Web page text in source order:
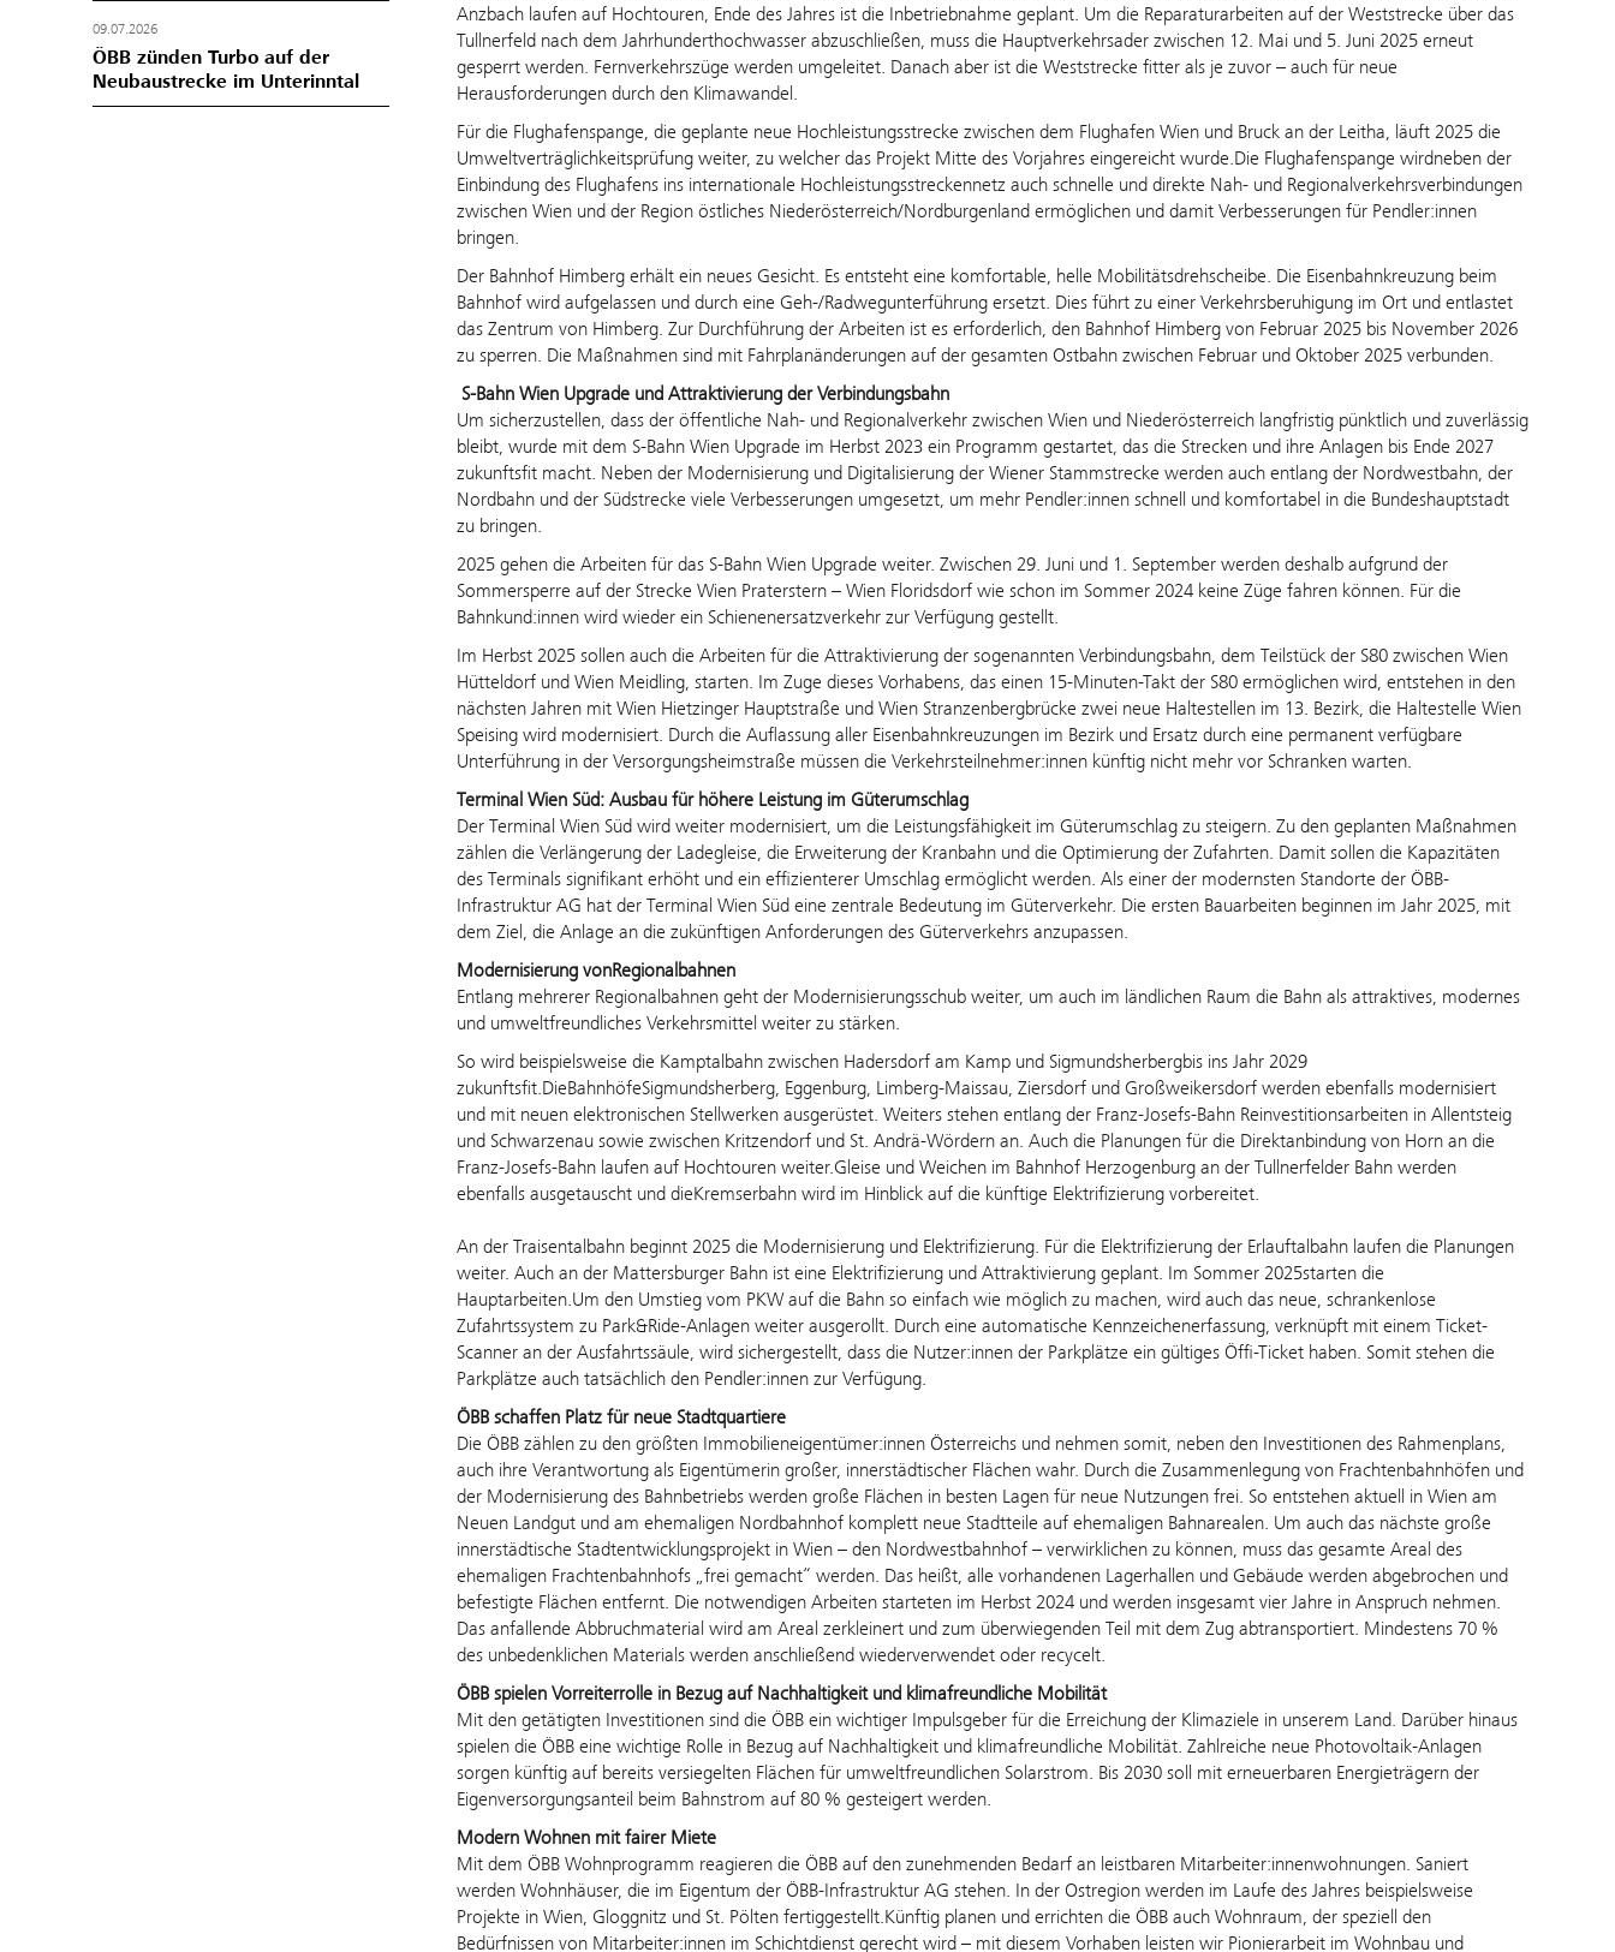
09.07.2026
ÖBB zünden Turbo auf der
Neubaustrecke im Unterinntal
Anzbach laufen auf Hochtouren, Ende des Jahres ist die Inbetriebnahme geplant. Um die Reparaturarbeiten auf der Weststrecke über das
Tullnerfeld nach dem Jahrhunderthochwasser abzuschließen, muss die Hauptverkehrsader zwischen 12. Mai und 5. Juni 2025 erneut
gesperrt werden. Fernverkehrszüge werden umgeleitet. Danach aber ist die Weststrecke fitter als je zuvor – auch für neue
Herausforderungen durch den Klimawandel.
Für die Flughafenspange, die geplante neue Hochleistungsstrecke zwischen dem Flughafen Wien und Bruck an der Leitha, läuft 2025 die
Umweltverträglichkeitsprüfung weiter, zu welcher das Projekt Mitte des Vorjahres eingereicht wurde.Die Flughafenspange wirdneben der
Einbindung des Flughafens ins internationale Hochleistungsstreckennetz auch schnelle und direkte Nah- und Regionalverkehrsverbindungen
zwischen Wien und der Region östliches Niederösterreich/Nordburgenland ermöglichen und damit Verbesserungen für Pendler:innen
bringen.
Der Bahnhof Himberg erhält ein neues Gesicht. Es entsteht eine komfortable, helle Mobilitätsdrehscheibe. Die Eisenbahnkreuzung beim
Bahnhof wird aufgelassen und durch eine Geh-/Radwegunterführung ersetzt. Dies führt zu einer Verkehrsberuhigung im Ort und entlastet
das Zentrum von Himberg. Zur Durchführung der Arbeiten ist es erforderlich, den Bahnhof Himberg von Februar 2025 bis November 2026
zu sperren. Die Maßnahmen sind mit Fahrplanänderungen auf der gesamten Ostbahn zwischen Februar und Oktober 2025 verbunden.
S-Bahn Wien Upgrade und Attraktivierung der Verbindungsbahn
Um sicherzustellen, dass der öffentliche Nah- und Regionalverkehr zwischen Wien und Niederösterreich langfristig pünktlich und zuverlässig
bleibt, wurde mit dem S-Bahn Wien Upgrade im Herbst 2023 ein Programm gestartet, das die Strecken und ihre Anlagen bis Ende 2027
zukunftsfit macht. Neben der Modernisierung und Digitalisierung der Wiener Stammstrecke werden auch entlang der Nordwestbahn, der
Nordbahn und der Südstrecke viele Verbesserungen umgesetzt, um mehr Pendler:innenschnell und komfortabel in die Bundeshauptstadt
zu bringen.
2025 gehen die Arbeiten für das S-Bahn Wien Upgrade weiter. Zwischen 29. Juni und 1. September werden deshalb aufgrund der
Sommersperre auf der Strecke Wien Praterstern – Wien Floridsdorf wie schon im Sommer 2024 keine Züge fahrenkönnen. Für die
Bahnkund:innenwird wieder ein Schienenersatzverkehr zur Verfügung gestellt.
Im Herbst 2025 sollen auch die Arbeiten für die Attraktivierung der sogenannten Verbindungsbahn, dem Teilstück der S80 zwischen Wien
Hütteldorf und Wien Meidling, starten. Im Zuge dieses Vorhabens, das einen 15-Minuten-Takt der S80 ermöglichen wird, entstehen in den
nächsten Jahren mit Wien Hietzinger Hauptstraße und Wien Stranzenbergbrücke zwei neue Haltestellen im 13. Bezirk, die Haltestelle Wien
Speising wird modernisiert. Durch die Auflassung aller Eisenbahnkreuzungen im Bezirk und Ersatz durch eine permanent verfügbare
Unterführung in der Versorgungsheimstraße müssen die Verkehrsteilnehmer:innen künftig nicht mehr vor Schranken warten.
Terminal Wien Süd: Ausbau für höhere Leistung im Güterumschlag
Der Terminal Wien Süd wird weiter modernisiert, um die Leistungsfähigkeit im Güterumschlag zu steigern. Zu den geplanten Maßnahmen
zählen die Verlängerung der Ladegleise, die Erweiterung der Kranbahnund die Optimierung der Zufahrten. Damit sollen die Kapazitäten
des Terminals signifikant erhöht und ein effizienterer Umschlag ermöglicht werden. Als einer der modernsten Standorte der ÖBB-
Infrastruktur AG hatder Terminal Wien Süd eine zentrale Bedeutung im Güterverkehr. Die ersten Bauarbeiten beginnen im Jahr 2025, mit
dem Ziel, die Anlage an die zukünftigen Anforderungen des Güterverkehrs anzupassen.
Modernisierung vonRegionalbahnen
Entlang mehrerer Regionalbahnen geht der Modernisierungsschub weiter, um auch im ländlichen Raum die Bahn als attraktives, modernes
und umweltfreundliches Verkehrsmittel weiter zu stärken.
So wird beispielsweise die Kamptalbahn zwischen Hadersdorf am Kamp und Sigmundsherbergbis ins Jahr 2029
zukunftsfit.DieBahnhöfeSigmundsherberg, Eggenburg, Limberg-Maissau, Ziersdorf und Großweikersdorf werden ebenfalls modernisiert
und mit neuen elektronischen Stellwerken ausgerüstet. Weiters stehen entlang der Franz-Josefs-Bahn Reinvestitionsarbeiten in Allentsteig
und Schwarzenau sowie zwischen Kritzendorf und St. Andrä-Wördern an. Auch die Planungen für die Direktanbindung von Horn an die
Franz-Josefs-Bahn laufen auf Hochtouren weiter.Gleise und Weichen im Bahnhof Herzogenburg an der Tullnerfelder Bahn werden
ebenfalls ausgetauscht und dieKremserbahn wird im Hinblick auf die künftige Elektrifizierung vorbereitet.
An der Traisentalbahn beginnt 2025 die Modernisierung und Elektrifizierung. Für die Elektrifizierung der Erlauftalbahn laufen die Planungen
weiter. Auch an der Mattersburger Bahn ist eine Elektrifizierung und Attraktivierung geplant. Im Sommer 2025starten die
Hauptarbeiten.Um den Umstieg vom PKW auf die Bahn so einfach wie möglich zu machen, wird auch das neue, schrankenlose
Zufahrtssystem zu Park&Ride-Anlagen weiter ausgerollt. Durch eine automatische Kennzeichenerfassung, verknüpft mit einem Ticket-
Scanner an der Ausfahrtssäule, wird sichergestellt, dass die Nutzer:innen der Parkplätze ein gültiges Öffi-Ticket haben. Somit stehen die
Parkplätze auch tatsächlich den Pendler:innen zur Verfügung.
ÖBB schaffen Platz für neue Stadtquartiere
Die ÖBB zählen zu den größten Immobilieneigentümer:innen Österreichs und nehmen somit, neben den Investitionen des Rahmenplans,
auch ihre Verantwortung als Eigentümerin großer, innerstädtischer Flächen wahr. Durch die Zusammenlegung von Frachtenbahnhöfen und
der Modernisierung des Bahnbetriebs werden große Flächen in besten Lagen für neue Nutzungen frei. So entstehen aktuell in Wien am
Neuen Landgut und am ehemaligen Nordbahnhof komplett neue Stadtteile auf ehemaligen Bahnarealen. Um auch das nächste große
innerstädtische Stadtentwicklungsprojekt in Wien – den Nordwestbahnhof – verwirklichen zu können, muss das gesamte Areal des
ehemaligen Frachtenbahnhofs „frei gemacht“ werden. Das heißt, alle vorhandenen Lagerhallen und Gebäude werden abgebrochen und
befestigte Flächen entfernt. Die notwendigen Arbeiten starteten im Herbst 2024 und werden insgesamt vier Jahre in Anspruch nehmen.
Das anfallende Abbruchmaterial wird am Areal zerkleinert und zum überwiegenden Teil mit dem Zug abtransportiert. Mindestens 70 %
des unbedenklichen Materials werden anschließend wiederverwendet oder recycelt.
ÖBB spielen Vorreiterrolle in Bezug auf Nachhaltigkeit und klimafreundliche Mobilität
Mit den getätigten Investitionen sind die ÖBB ein wichtiger Impulsgeber für die Erreichung der Klimaziele in unserem Land. Darüber hinaus
spielen die ÖBB eine wichtige Rolle in Bezug auf Nachhaltigkeit und klimafreundliche Mobilität. Zahlreiche neue Photovoltaik-Anlagen
sorgen künftig auf bereits versiegelten Flächen für umweltfreundlichen Solarstrom. Bis 2030 soll mit erneuerbaren Energieträgern der
Eigenversorgungsanteil beim Bahnstrom auf 80 % gesteigert werden.
Modern Wohnen mit fairer Miete
Mit dem ÖBB Wohnprogramm reagieren die ÖBB auf den zunehmenden Bedarf an leistbaren Mitarbeiter:innenwohnungen. Saniert
werden Wohnhäuser, die im Eigentum der ÖBB-Infrastruktur AG stehen. In der Ostregion werden im Laufe des Jahres beispielsweise
Projekte in Wien, Gloggnitz und St. Pölten fertiggestellt.Künftig planen und errichten die ÖBB auchWohnraum, der speziell den
Bedürfnissen von Mitarbeiter:innen im Schichtdienst gerecht wird – mit diesem Vorhaben leisten wir Pionierarbeit im Wohnbau und